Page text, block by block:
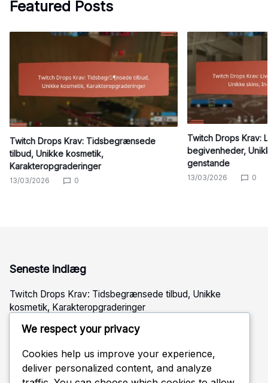
Featured Posts
Twitch Drops Krav: Tidsbegrænsede
tilbud, Unikke kosmetik,
Karakteropgraderinger
13/03/2026 0
Twitch Drops Krav:
begivenheder,
genstande
13/03/2026 0
Seneste indlæg
Twitch Drops Krav: Tidsbegrænsede tilbud, Unikke
kosmetik, Karakteropgraderinger
Twitch Drops Krav: Live stream begivenheder, Unikke
skins, In-game genstande
Twitch Drops Krav: Speciale streams, Operatør skins,
Eksklusive genstande
We respect your privacy
Cookies help us improve your experience,
deliver personalized content, and analyze